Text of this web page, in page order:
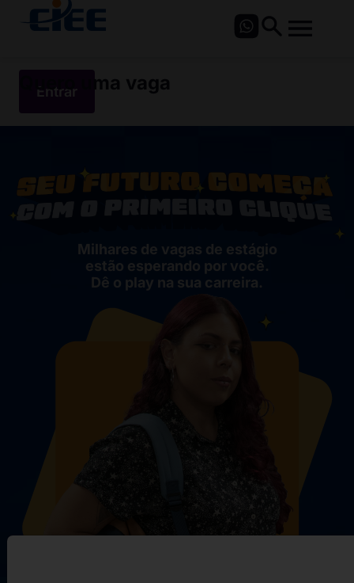
Entrar
Quero uma vaga
Milhares de vagas de estágio
estão esperando por você.
Dê o play na sua carreira.